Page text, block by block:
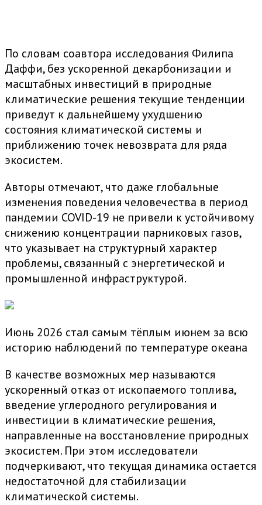
По словам соавтора исследования Филипа
Даффи, без ускоренной декарбонизации и
масштабных инвестиций в природные
климатические решения текущие тенденции
приведут к дальнейшему ухудшению
состояния климатической системы и
приближению точек невозврата для ряда
экосистем.
Авторы отмечают, что даже глобальные
изменения поведения человечества в период
пандемии COVID-19 не привели к устойчивому
снижению концентрации парниковых газов,
что указывает на структурный характер
проблемы, связанный с энергетической и
промышленной инфраструктурой.
Июнь 2026 стал самым тёплым июнем за всю
историю наблюдений по температуре океана
В качестве возможных мер называются
ускоренный отказ от ископаемого топлива,
введение углеродного регулирования и
инвестиции в климатические решения,
направленные на восстановление природных
экосистем. При этом исследователи
подчеркивают, что текущая динамика остается
недостаточной для стабилизации
климатической системы.